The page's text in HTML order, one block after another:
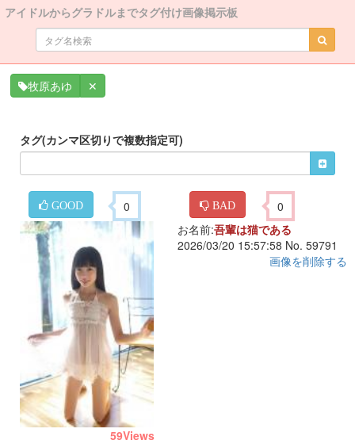
アイドルからグラドルまでタグ付け画像掲示板
牧原あゆ ✕
タグ(カンマ区切りで複数指定可)
GOOD 0 BAD 0
59Views
お名前:吾輩は猫である
2026/03/20 15:57:58 No. 59791
画像を削除する